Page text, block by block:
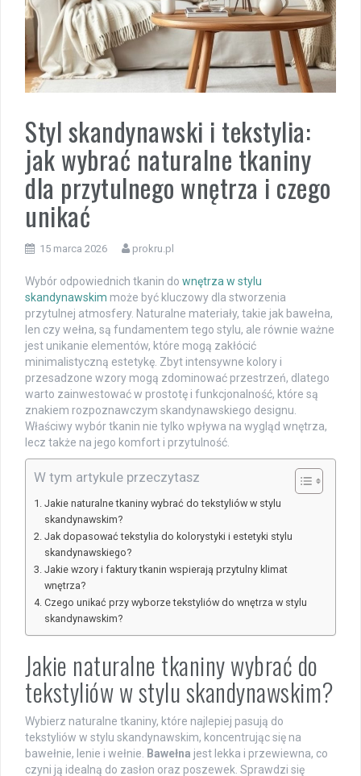
Styl skandynawski i tekstylia:
jak wybrać naturalne tkaniny
dla przytulnego wnętrza i czego
unikać
15 marca 2026 prokru.pl
Wybór odpowiednich tkanin do wnętrza w stylu
skandynawskim może być kluczowy dla stworzenia
przytulnej atmosfery. Naturalne materiały, takie jak bawełna,
len czy wełna, są fundamentem tego stylu, ale równie ważne
jest unikanie elementów, które mogą zakłócić
minimalistyczną estetykę. Zbyt intensywne kolory i
przesadzone wzory mogą zdominować przestrzeń, dlatego
warto zainwestować w prostotę i funkcjonalność, które są
znakiem rozpoznawczym skandynawskiego designu.
Właściwy wybór tkanin nie tylko wpływa na wygląd wnętrza,
lecz także na jego komfort i przytulność.
W tym artykule przeczytasz
Jakie naturalne tkaniny wybrać do tekstyliów w stylu
skandynawskim?
Jak dopasować tekstylia do kolorystyki i estetyki stylu
skandynawskiego?
Jakie wzory i faktury tkanin wspierają przytulny klimat
wnętrza?
Czego unikać przy wyborze tekstyliów do wnętrza w stylu
skandynawskim?
Jakie naturalne tkaniny wybrać do
tekstyliów w stylu skandynawskim?
Wybierz naturalne tkaniny, które najlepiej pasują do
tekstyliów w stylu skandynawskim, koncentrując się na
bawełnie, lenie i wełnie. Bawełna jest lekka i przewiewna, co
czyni ją idealną do zasłon oraz poszewek. Sprawdzi się